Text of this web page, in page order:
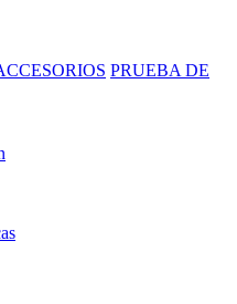
PRUEBA DE